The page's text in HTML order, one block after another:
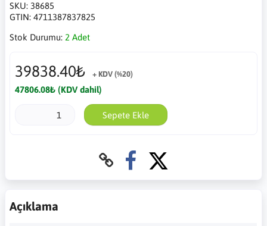
SKU: 38685
GTIN: 4711387837825
Stok Durumu: 2 Adet
39838.40₺ + KDV (%20)
47806.08₺ (KDV dahil)
Sepete Ekle
Açıklama